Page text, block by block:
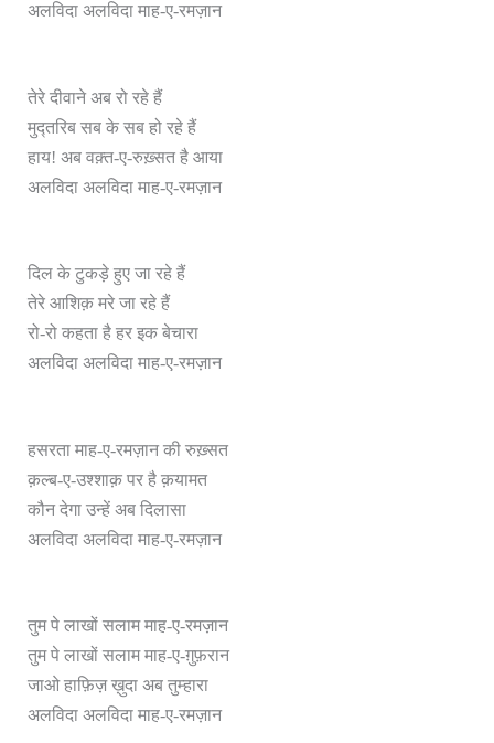
अलविदा अलविदा माह-ए-रमज़ान
तेरे दीवाने अब रो रहे हैं
मुद्तरिब सब के सब हो रहे हैं
हाय! अब वक़्त-ए-रुख़्सत है आया
अलविदा अलविदा माह-ए-रमज़ान
दिल के टुकड़े हुए जा रहे हैं
तेरे आशिक़ मरे जा रहे हैं
रो-रो कहता है हर इक बेचारा
अलविदा अलविदा माह-ए-रमज़ान
हसरता माह-ए-रमज़ान की रुख़्सत
क़ल्ब-ए-उश्शाक़ पर है क़यामत
कौन देगा उन्हें अब दिलासा
अलविदा अलविदा माह-ए-रमज़ान
तुम पे लाखों सलाम माह-ए-रमज़ान
तुम पे लाखों सलाम माह-ए-ग़ुफ़रान
जाओ हाफ़िज़ ख़ुदा अब तुम्हारा
अलविदा अलविदा माह-ए-रमज़ान